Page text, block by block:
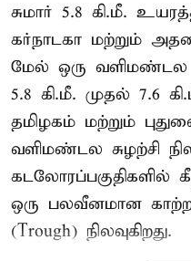
சுமார் 5.8 கி.மீ.
கர்நாடகா மற்றும்
மேல் ஒரு வளிமண்டல
5.8 கி.மீ. முதல் 7.6
தமிழகம் மற்றும்
வளிமண்டல சுழற்சி
கடலோரப்பகுதிகளில்
ஒரு பலவீனமான
(Trough) நிலவுகிறது.